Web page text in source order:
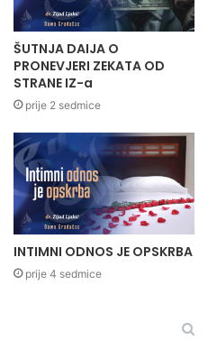
ŠUTNJA DAIJA O
PRONEVJERI ZEKATA OD
STRANE IZ-a
prije 2 sedmice
INTIMNI ODNOS JE OPSKRBA
prije 4 sedmice